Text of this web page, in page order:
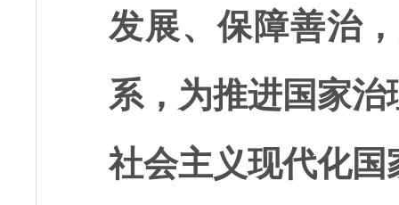
发展、保障善治
系，为推进国家
社会主义现代化